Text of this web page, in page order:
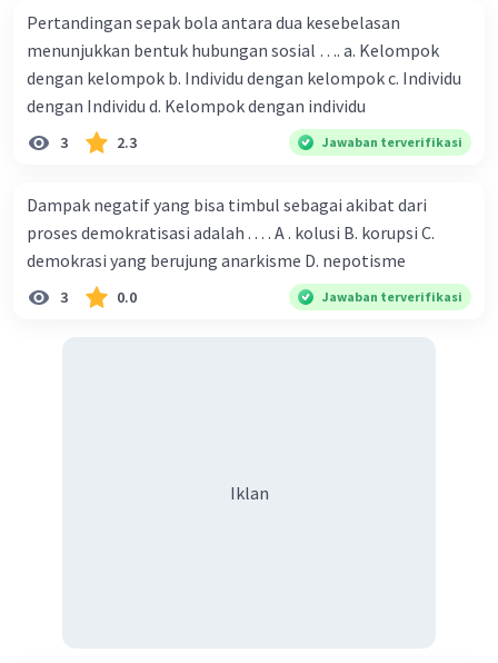
Beri Rating·0.0(0) Balas
Pertandingan sepak bola antara dua kesebelasan
menunjukkan bentuk hubungan sosial …. a. Kelompok
dengan kelompok b. Individu dengan kelompok c. Individu
dengan Individu d. Kelompok dengan individu
3 2.3 Jawaban terverifikasi
Dampak negatif yang bisa timbul sebagai akibat dari
proses demokratisasi adalah . . . . A . kolusi B. korupsi C.
demokrasi yang berujung anarkisme D. nepotisme
3 0.0 Jawaban terverifikasi
Iklan